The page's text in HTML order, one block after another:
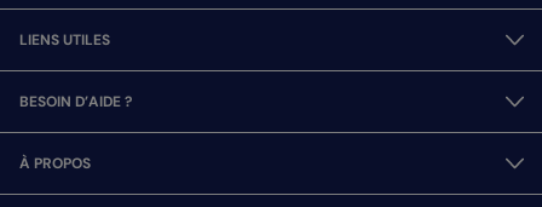
LIENS UTILES
BESOIN D’AIDE ?
À PROPOS